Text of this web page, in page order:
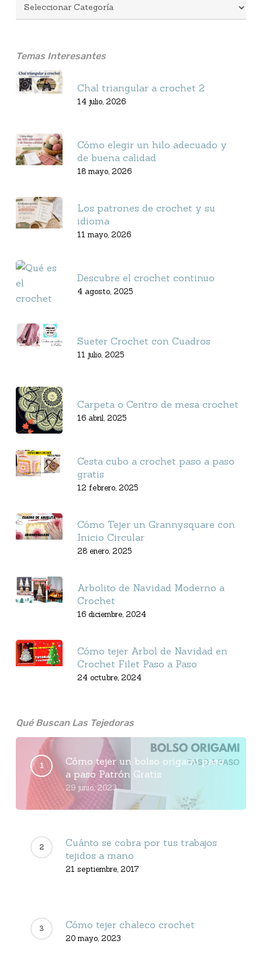
Temas Interesantes
Chal triangular a crochet 2
14 julio, 2026
Cómo elegir un hilo adecuado y
de buena calidad
18 mayo, 2026
Los patrones de crochet y su
idioma
11 mayo, 2026
Descubre el crochet continuo
4 agosto, 2025
Sueter Crochet con Cuadros
11 julio, 2025
Carpeta o Centro de mesa crochet
16 abril, 2025
Cesta cubo a crochet paso a paso
gratis
12 febrero, 2025
Cómo Tejer un Grannysquare con
Inicio Circular
28 enero, 2025
Arbolito de Navidad Moderno a
Crochet
16 diciembre, 2024
Cómo tejer Arbol de Navidad en
Crochet Filet Paso a Paso
24 octubre, 2024
Qué Buscan Las Tejedoras
Cómo tejer un bolso origami paso
a paso Patrón Gratis
29 junio, 2023
Cuánto se cobra por tus trabajos
tejidos a mano
21 septiembre, 2017
Cómo tejer chaleco crochet
20 mayo, 2023